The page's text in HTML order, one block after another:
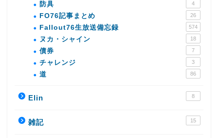
防具 4
FO76記事まとめ 26
Fallout76生放送備忘録 574
ヌカ・シャイン 18
債券 7
チャレンジ 3
道 86
Elin 8
雑記 15